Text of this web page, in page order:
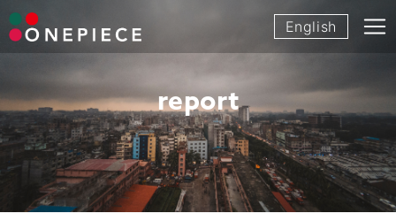
Skip
to
English
report